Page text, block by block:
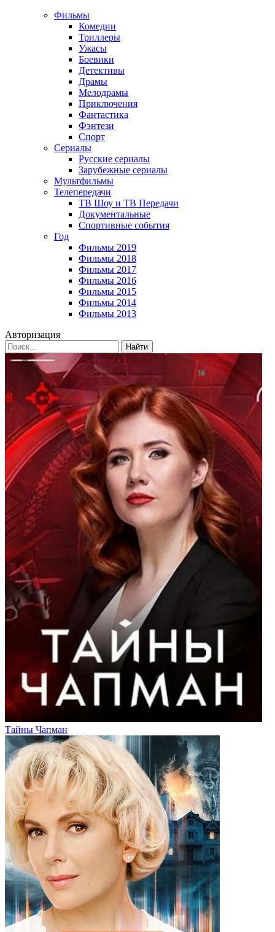
Фильмы
Комедии
Триллеры
Ужасы
Боевики
Детективы
Драмы
Мелодрамы
Приключения
Фантастика
Фэнтези
Спорт
Сериалы
Русские сериалы
Зарубежные сериалы
Мультфильмы
Телепередачи
ТВ Шоу и ТВ Передачи
Документальные
Спортивные события
Год
Фильмы 2019
Фильмы 2018
Фильмы 2017
Фильмы 2016
Фильмы 2015
Фильмы 2014
Фильмы 2013
Авторизация
Найти
Тайны Чапман